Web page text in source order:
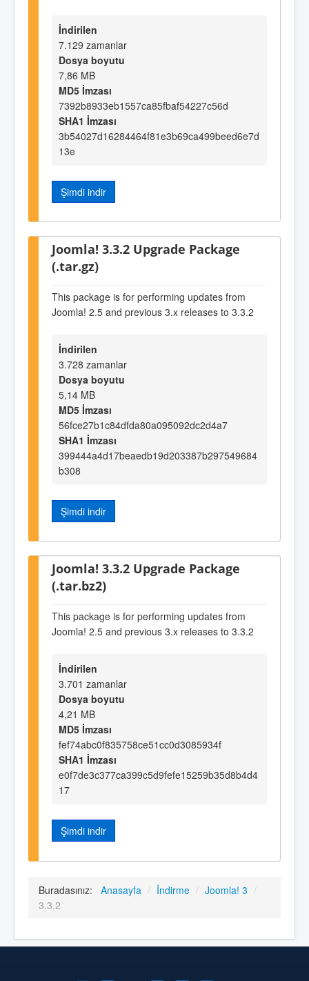
İndirilen
7.129 zamanlar
Dosya boyutu
7,86 MB
MD5 İmzası
7392b8933eb1557ca85fbaf54227c56d
SHA1 İmzası
3b54027d16284464f81e3b69ca499beed6e7d
13e
Şimdi indir
Joomla! 3.3.2 Upgrade Package
(.tar.gz)
This package is for performing updates from
Joomla! 2.5 and previous 3.x releases to 3.3.2
İndirilen
3.728 zamanlar
Dosya boyutu
5,14 MB
MD5 İmzası
56fce27b1c84dfda80a095092dc2d4a7
SHA1 İmzası
399444a4d17beaedb19d203387b297549684
b308
Şimdi indir
Joomla! 3.3.2 Upgrade Package
(.tar.bz2)
This package is for performing updates from
Joomla! 2.5 and previous 3.x releases to 3.3.2
İndirilen
3.701 zamanlar
Dosya boyutu
4,21 MB
MD5 İmzası
fef74abc0f835758ce51cc0d3085934f
SHA1 İmzası
e0f7de3c377ca399c5d9fefe15259b35d8b4d4
17
Şimdi indir
Buradasınız: Anasayfa / İndirme / Joomla! 3 /
3.3.2